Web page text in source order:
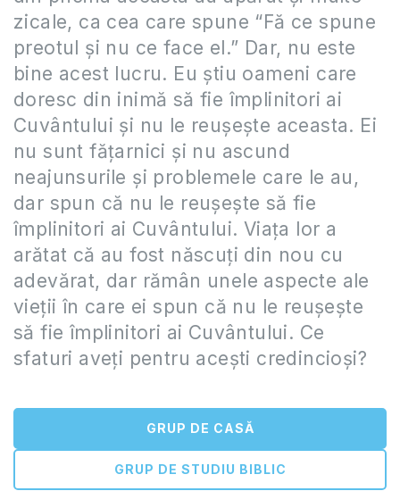
zicale, ca cea care spune “Fă ce spune
preotul și nu ce face el.” Dar, nu este
bine acest lucru. Eu știu oameni care
doresc din inimă să fie împlinitori ai
Cuvântului și nu le reușește aceasta. Ei
nu sunt fățarnici și nu ascund
neajunsurile și problemele care le au,
dar spun că nu le reușește să fie
împlinitori ai Cuvântului. Viața lor a
arătat că au fost născuți din nou cu
adevărat, dar rămân unele aspecte ale
vieții în care ei spun că nu le reușește
să fie împlinitori ai Cuvântului. Ce
sfaturi aveți pentru acești credincioși?
GRUP DE CASĂ
GRUP DE STUDIU BIBLIC